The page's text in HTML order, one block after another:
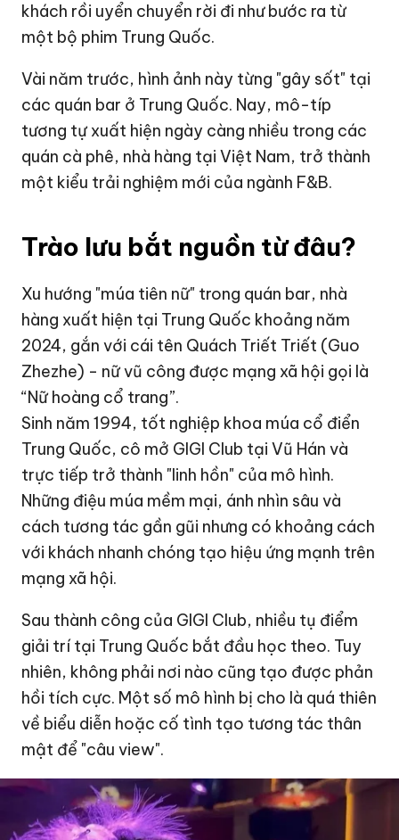
khách rồi uyển chuyển rời đi như bước ra từ
một bộ phim Trung Quốc.
Vài năm trước, hình ảnh này từng "gây sốt" tại
các quán bar ở Trung Quốc. Nay, mô-típ
tương tự xuất hiện ngày càng nhiều trong các
quán cà phê, nhà hàng tại Việt Nam, trở thành
một kiểu trải nghiệm mới của ngành F&B.
Trào lưu bắt nguồn từ đâu?
Xu hướng "múa tiên nữ" trong quán bar, nhà
hàng xuất hiện tại Trung Quốc khoảng năm
2024, gắn với cái tên Quách Triết Triết (Guo
Zhezhe) - nữ vũ công được mạng xã hội gọi là
“Nữ hoàng cổ trang”.
Sinh năm 1994, tốt nghiệp khoa múa cổ điển
Trung Quốc, cô mở GIGI Club tại Vũ Hán và
trực tiếp trở thành "linh hồn" của mô hình.
Những điệu múa mềm mại, ánh nhìn sâu và
cách tương tác gần gũi nhưng có khoảng cách
với khách nhanh chóng tạo hiệu ứng mạnh trên
mạng xã hội.
Sau thành công của GIGI Club, nhiều tụ điểm
giải trí tại Trung Quốc bắt đầu học theo. Tuy
nhiên, không phải nơi nào cũng tạo được phản
hồi tích cực. Một số mô hình bị cho là quá thiên
về biểu diễn hoặc cố tình tạo tương tác thân
mật để "câu view".